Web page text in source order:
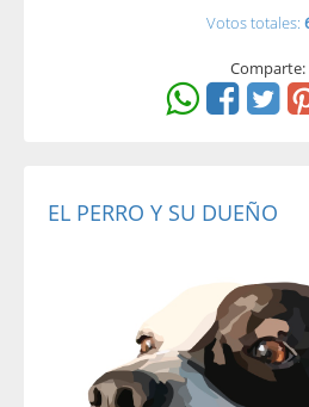
Votos totales:
Comparte:
EL PERRO Y SU DUEÑO